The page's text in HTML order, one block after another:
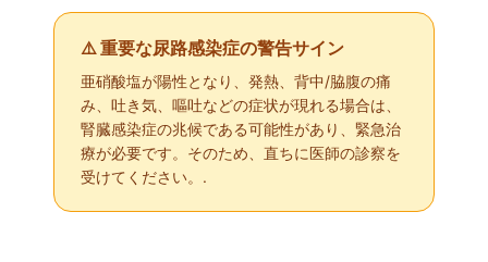
⚠️ 重要な尿路感染症の警告サイン
亜硝酸塩が陽性となり、発熱、背中/脇腹の痛
み、吐き気、嘔吐などの症状が現れる場合は、
腎臓感染症の兆候である可能性があり、緊急治
療が必要です。そのため、直ちに医師の診察を
受けてください。.